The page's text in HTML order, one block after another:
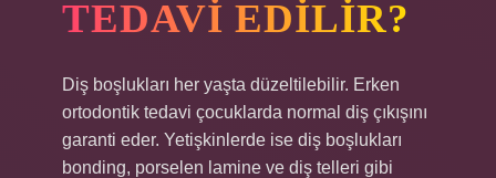
TEDAVI EDILIR?
Diş boşlukları her yaşta düzeltilebilir. Erken
ortodontik tedavi çocuklarda normal diş çıkışını
garanti eder. Yetişkinlerde ise diş boşlukları
bonding, porselen lamine ve diş telleri gibi